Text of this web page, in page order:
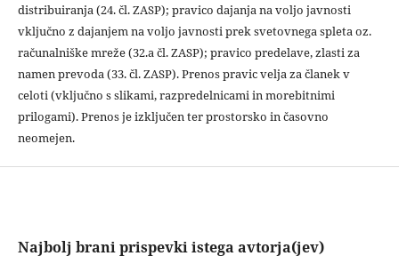
distribuiranja (24. čl. ZASP); pravico dajanja na voljo javnosti
vključno z dajanjem na voljo javnosti prek svetovnega spleta oz.
računalniške mreže (32.a čl. ZASP); pravico predelave, zlasti za
namen prevoda (33. čl. ZASP). Prenos pravic velja za članek v
celoti (vključno s slikami, razpredelnicami in morebitnimi
prilogami). Prenos je izključen ter prostorsko in časovno
neomejen.
Najbolj brani prispevki istega avtorja(jev)